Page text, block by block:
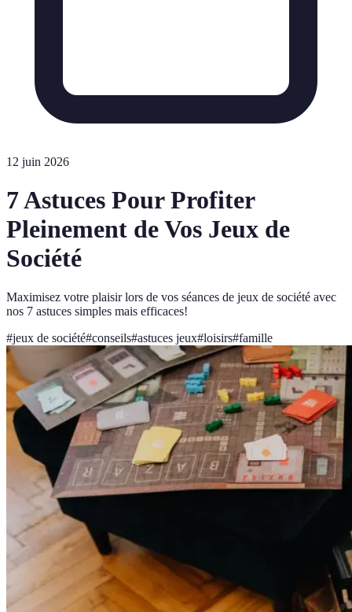
12 juin 2026
7 Astuces Pour Profiter
Pleinement de Vos Jeux de
Société
Maximisez votre plaisir lors de vos séances de jeux de société avec
nos 7 astuces simples mais efficaces!
#jeux de société#conseils#astuces jeux#loisirs#famille